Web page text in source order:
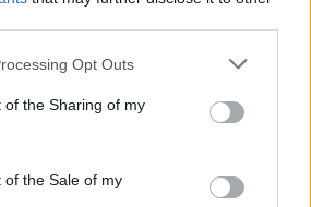
Opt Outs
of the Sharing of my
of the Sale of my